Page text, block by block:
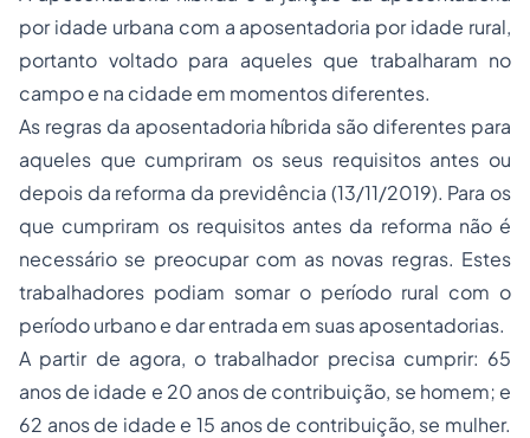
por idade urbana com a aposentadoria por idade rural,
portanto voltado para aqueles que trabalharam no
campo e na cidade em momentos diferentes.
As regras da aposentadoria híbrida são diferentes para
aqueles que cumpriram os seus requisitos antes ou
depois da reforma da previdência (13/11/2019). Para os
que cumpriram os requisitos antes da reforma não é
necessário se preocupar com as novas regras. Estes
trabalhadores podiam somar o período rural com o
período urbano e dar entrada em suas aposentadorias.
A partir de agora, o trabalhador precisa cumprir: 65
anos de idade e 20 anos de contribuição, se homem; e
62 anos de idade e 15 anos de contribuição, se mulher.